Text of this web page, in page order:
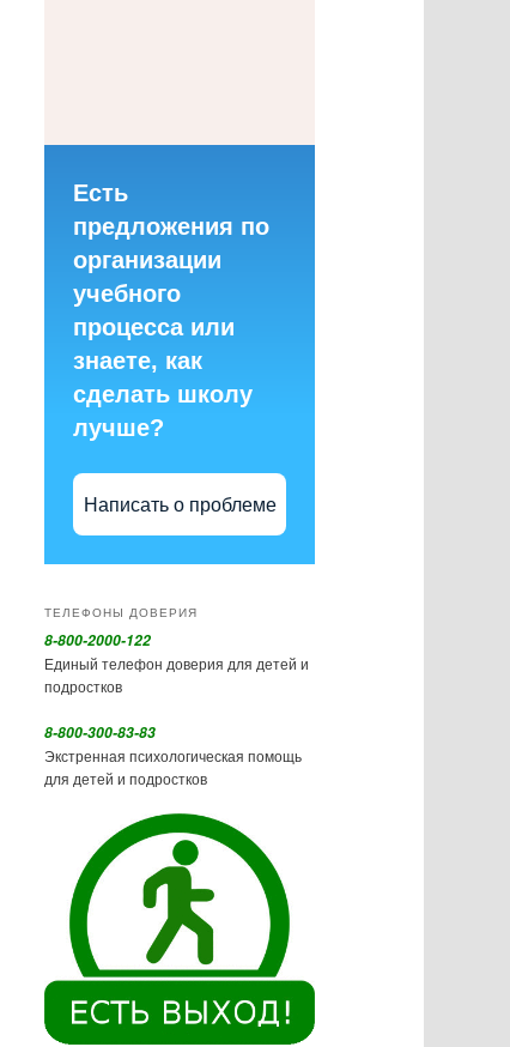
Есть
предложения по
организации
учебного
процесса или
знаете, как
сделать школу
лучше?
Написать о проблеме
ТЕЛЕФОНЫ ДОВЕРИЯ
8-800-2000-122
Единый телефон доверия для детей и
подростков
8-800-300-83-83
Экстренная психологическая помощь
для детей и подростков